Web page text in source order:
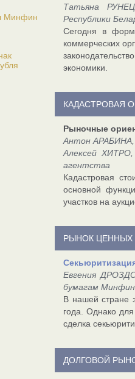
Минфин
Татьяна
Республики
Сегодня в
коммерческих
экономики.
КАДАСТРОВАЯ
Рыночные
Антон АРАБИНА,
Алексей ХИТРО,
агентства
Кадастровая
основной
участков на
РЫНОК ЦЕННЫХ
Евгения
бумагам
В нашей стране
года. Однако
сделка
ДОЛГОВОЙ